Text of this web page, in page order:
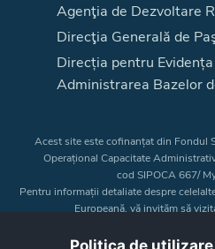
Agenţia de Dezvoltare
Direcţia Generală de
Direcția pentru
Administrarea Bazelor
Acest site este cofinanțat din Fondul
Operațional Capacitate
cod SIPOCA 667/
Pentru informații detaliate despre
Europeană, vă invităm să
a Uniunii Europene. Întreaga
Politica de utilizare